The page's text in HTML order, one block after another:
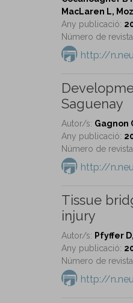
MacLaren L,
Any publicació:
Número de
http://
Saguenay
Autor/s: Gagnon
Any publicació:
Número de
http://
Tissue
injury
Autor/s: Pfyffer
Any publicació:
Número de
http://